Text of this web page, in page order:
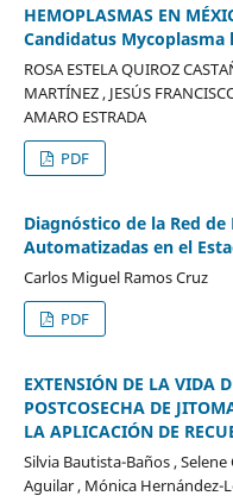
HEMOPLASMAS EN
Candidatus Mycoplasma
ROSA ESTELA QUIROZ
MARTÍNEZ , JESÚS
AMARO ESTRADA
PDF
Diagnóstico de la Red
Automatizadas en el
Carlos Miguel Ramos Cruz
PDF
EXTENSIÓN DE LA VIDA
POSTCOSECHA DE
LA APLICACIÓN DE
Silvia Bautista-Baños ,
Aguilar , Mónica Hernández-